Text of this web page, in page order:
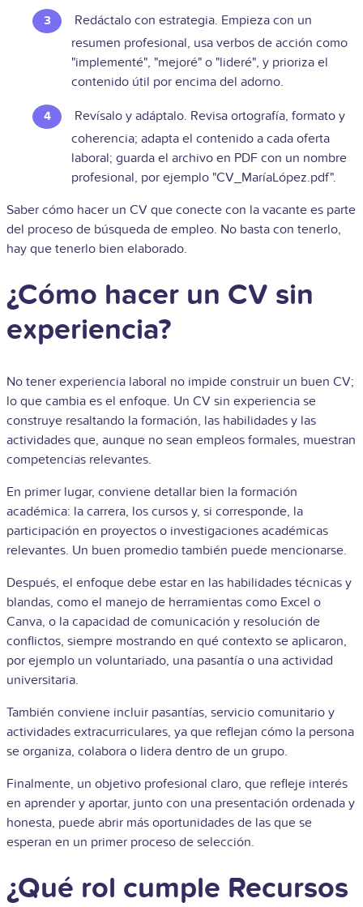
Redáctalo con estrategia. Empieza con un
resumen profesional, usa verbos de acción como
"implementé", "mejoré" o "lideré", y prioriza el
contenido útil por encima del adorno.
Revísalo y adáptalo. Revisa ortografía, formato y
coherencia; adapta el contenido a cada oferta
laboral; guarda el archivo en PDF con un nombre
profesional, por ejemplo "CV_MaríaLópez.pdf".
Saber cómo hacer un CV que conecte con la vacante es parte
del proceso de búsqueda de empleo. No basta con tenerlo,
hay que tenerlo bien elaborado.
¿Cómo hacer un CV sin
experiencia?
No tener experiencia laboral no impide construir un buen CV;
lo que cambia es el enfoque. Un CV sin experiencia se
construye resaltando la formación, las habilidades y las
actividades que, aunque no sean empleos formales, muestran
competencias relevantes.
En primer lugar, conviene detallar bien la formación
académica: la carrera, los cursos y, si corresponde, la
participación en proyectos o investigaciones académicas
relevantes. Un buen promedio también puede mencionarse.
Después, el enfoque debe estar en las habilidades técnicas y
blandas, como el manejo de herramientas como Excel o
Canva, o la capacidad de comunicación y resolución de
conflictos, siempre mostrando en qué contexto se aplicaron,
por ejemplo un voluntariado, una pasantía o una actividad
universitaria.
También conviene incluir pasantías, servicio comunitario y
actividades extracurriculares, ya que reflejan cómo la persona
se organiza, colabora o lidera dentro de un grupo.
Finalmente, un objetivo profesional claro, que refleje interés
en aprender y aportar, junto con una presentación ordenada y
honesta, puede abrir más oportunidades de las que se
esperan en un primer proceso de selección.
¿Qué rol cumple Recursos